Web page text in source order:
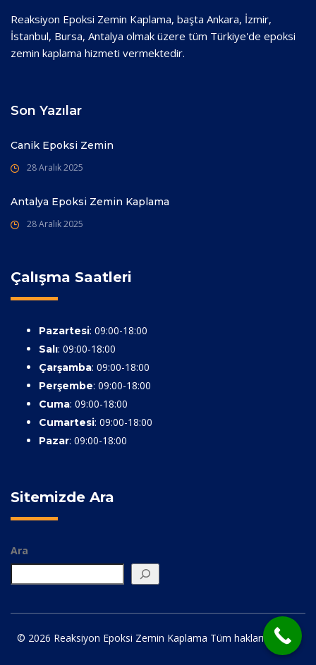
Reaksiyon Epoksi Zemin Kaplama, başta Ankara, İzmir,
İstanbul, Bursa, Antalya olmak üzere tüm Türkiye'de epoksi
zemin kaplama hizmeti vermektedir.
Son Yazılar
Canik Epoksi Zemin
28 Aralık 2025
Antalya Epoksi Zemin Kaplama
28 Aralık 2025
Çalışma Saatleri
Pazartesi: 09:00-18:00
Salı: 09:00-18:00
Çarşamba: 09:00-18:00
Perşembe: 09:00-18:00
Cuma: 09:00-18:00
Cumartesi: 09:00-18:00
Pazar: 09:00-18:00
Sitemizde Ara
Ara
© 2026 Reaksiyon Epoksi Zemin Kaplama Tüm hakları saklıdır.